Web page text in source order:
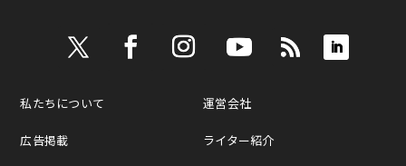
私たちについて
広告掲載
運営会社
ライター紹介